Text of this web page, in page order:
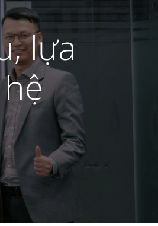
lựa